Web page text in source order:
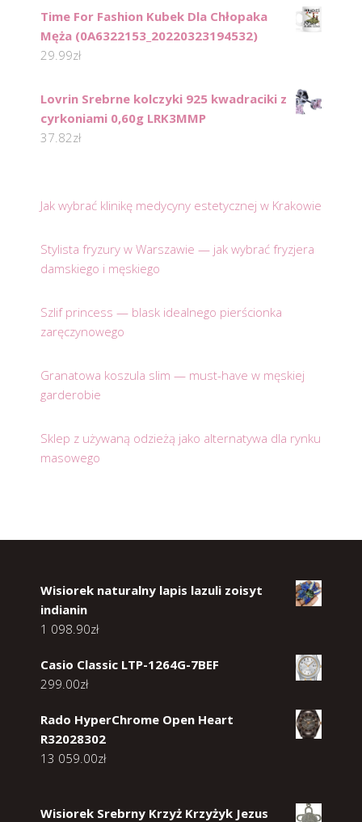
Time For Fashion Kubek Dla Chłopaka
Męża (0A6322153_20220323194532)
29.99zł
Lovrin Srebrne kolczyki 925 kwadraciki z
cyrkoniami 0,60g LRK3MMP
37.82zł
Jak wybrać klinikę medycyny estetycznej w Krakowie
Stylista fryzury w Warszawie — jak wybrać fryzjera
damskiego i męskiego
Szlif princess — blask idealnego pierścionka
zaręczynowego
Granatowa koszula slim — must-have w męskiej
garderobie
Sklep z używaną odzieżą jako alternatywa dla rynku
masowego
Wisiorek naturalny lapis lazuli zoisyt
indianin
1 098.90zł
Casio Classic LTP-1264G-7BEF
299.00zł
Rado HyperChrome Open Heart
R32028302
13 059.00zł
Wisiorek Srebrny Krzyż Krzyżyk Jezus